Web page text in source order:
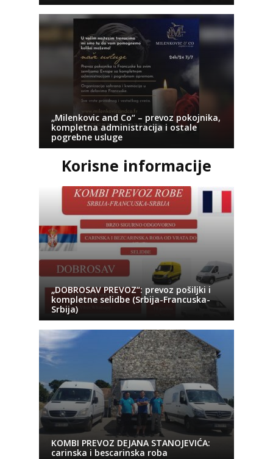
„Milenkovic and Co“ – prevoz pokojnika,
kompletna administracija i ostale
pogrebne usluge
Korisne informacije
„DOBROSAV PREVOZ“: prevoz pošiljki i
kompletne selidbe (Srbija-Francuska-
Srbija)
KOMBI PREVOZ DEJANA STANOJEVIĆA:
carinska i bescarinska roba